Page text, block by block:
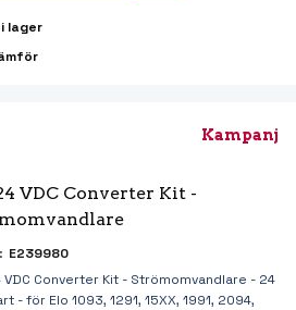
lager
Kampanj
VDC Converter Kit -
E239980
VDC Converter Kit - Strömomvandlare - 24
- för Elo 1093, 1291, 15XX, 1991, 2094,